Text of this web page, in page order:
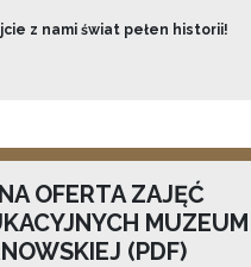
z nami świat pełen historii!
OFERTA ZAJĘĆ
(PDF)